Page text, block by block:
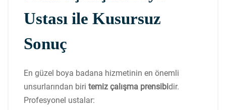
Ustası ile Kusursuz
Sonuç
En güzel boya badana hizmetinin en önemli
unsurlarından biri temiz çalışma prensibidir.
Profesyonel ustalar: